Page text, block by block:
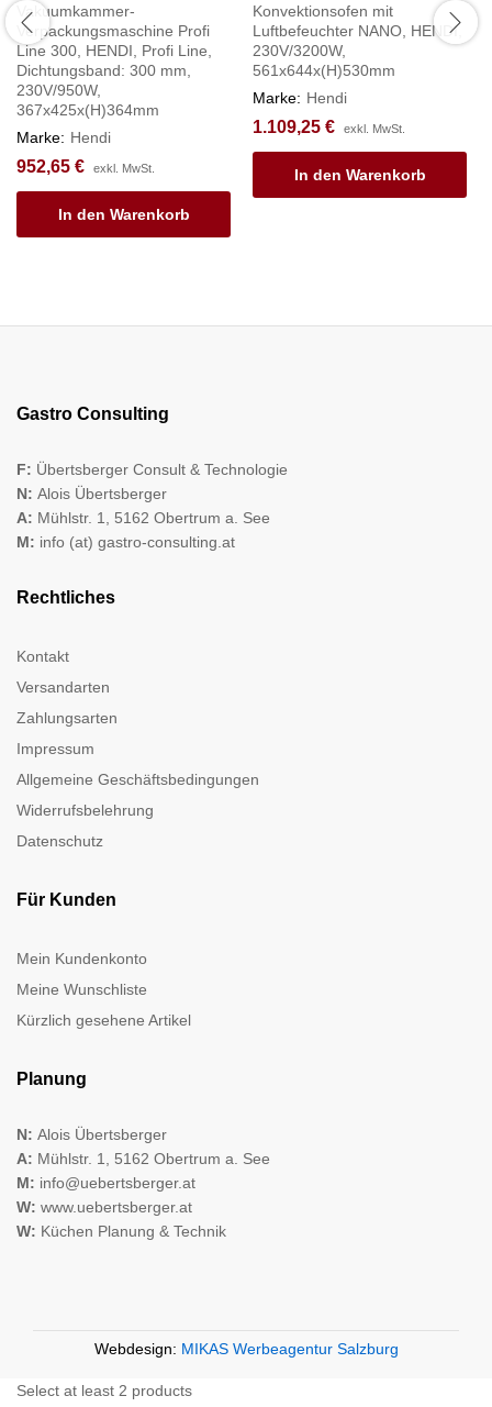
Vakuumkammer-
Verpackungsmaschine Profi
Line 300, HENDI, Profi Line,
Dichtungsband: 300 mm,
230V/950W,
367x425x(H)364mm
Marke: Hendi
952,65 € exkl. MwSt.
In den Warenkorb
Konvektionsofen mit
Luftbefeuchter NANO, HENDI,
230V/3200W,
561x644x(H)530mm
Marke: Hendi
1.109,25 € exkl. MwSt.
In den Warenkorb
Gastro Consulting
F: Übertsberger Consult & Technologie
N: Alois Übertsberger
A: Mühlstr. 1, 5162 Obertrum a. See
M: info (at) gastro-consulting.at
Rechtliches
Kontakt
Versandarten
Zahlungsarten
Impressum
Allgemeine Geschäftsbedingungen
Widerrufsbelehrung
Datenschutz
Für Kunden
Mein Kundenkonto
Meine Wunschliste
Kürzlich gesehene Artikel
Planung
N: Alois Übertsberger
A: Mühlstr. 1, 5162 Obertrum a. See
M: info@uebertsberger.at
W: www.uebertsberger.at
W: Küchen Planung & Technik
Webdesign: MIKAS Werbeagentur Salzburg
Select at least 2 products